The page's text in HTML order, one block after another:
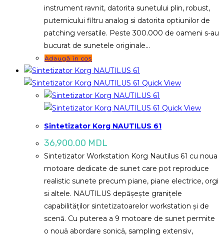
instrument ravnit, datorita sunetului plin, robust,
puternicului filtru analog si datorita optiunilor de
patching versatile. Peste 300.000 de oameni s-au
bucurat de sunetele originale…
Adaugă în coș
Quick View
Quick View
Sintetizator Korg NAUTILUS 61
36,900.00 MDL
Sintetizator Workstation Korg Nautilus 61 cu noua
motoare dedicate de sunet care pot reproduce
realistic sunete precum piane, piane electrice, orgi
si altele. NAUTILUS depășește granițele
capabilităților sintetizatoarelor workstation și de
scenă. Cu puterea a 9 motoare de sunet permite
o nouă abordare sonică, sampling extensiv,